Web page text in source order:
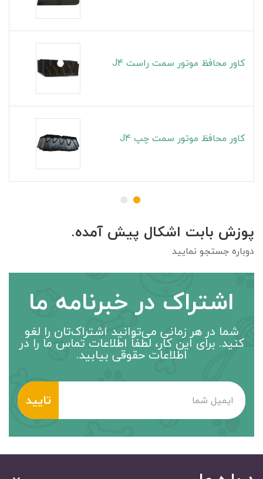
کاور محافظ موتور سمت راست J4
کاور محافظ موتور سمت چپ J4
پوزش بابت اشکال پیش آمده.
دوباره جستجو نمایید
اشتراک در خبرنامه ما
شما در هر زمانی می‌توانید اشتراک‌تان را لغو
کنید. برای این کار، لطفاً اطلاعات تماس ما را در
اطلاعات حقوقی بیابید.